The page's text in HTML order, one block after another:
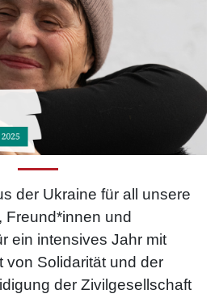
der Ukraine für all unsere
Freund*innen und
ein intensives Jahr mit
von Solidarität und der
der Zivilgesellschaft